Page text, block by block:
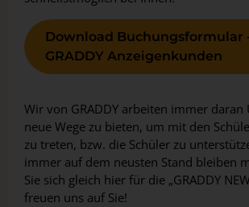
Download Buchungsformular
GRADDY Anzeigenkunden
Wir von GRADDY arbeiten immer daran
neue Wege zu bieten, um mit den
zu treten, bzw. die Schüler zu
immer auf dem neusten Stand bleiben
Sie sich gleich hier für die „GRADDY
freuen uns auf Sie!